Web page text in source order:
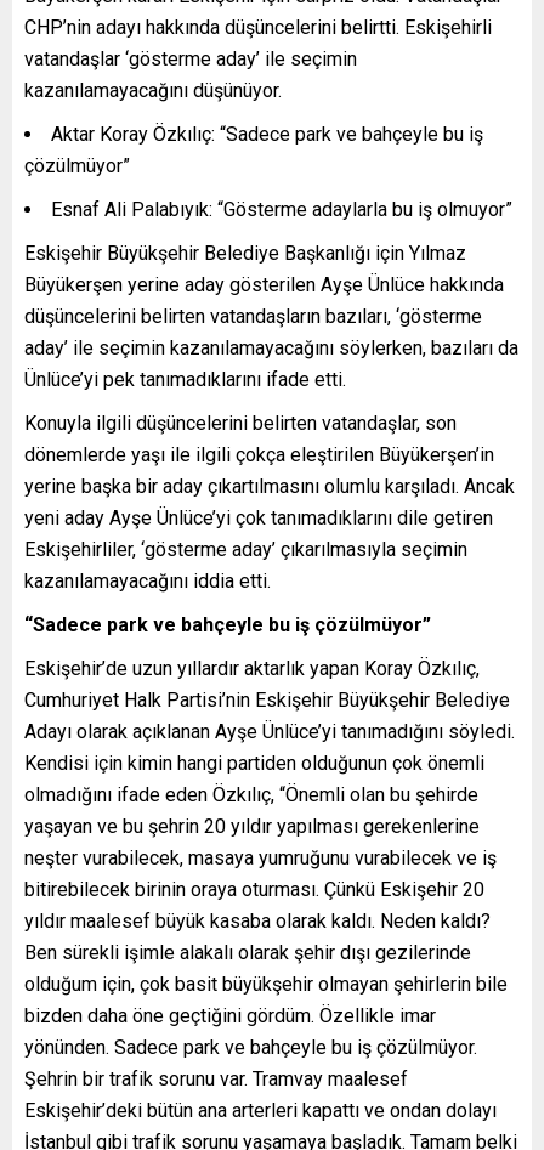
CHP’nin adayı hakkında düşüncelerini belirtti. Eskişehirli
vatandaşlar ‘gösterme aday’ ile seçimin
kazanılamayacağını düşünüyor.
Aktar Koray Özkılıç: “Sadece park ve bahçeyle bu iş
çözülmüyor”
Esnaf Ali Palabıyık: “Gösterme adaylarla bu iş olmuyor”
Eskişehir Büyükşehir Belediye Başkanlığı için Yılmaz
Büyükerşen yerine aday gösterilen Ayşe Ünlüce hakkında
düşüncelerini belirten vatandaşların bazıları, ‘gösterme
aday’ ile seçimin kazanılamayacağını söylerken, bazıları da
Ünlüce’yi pek tanımadıklarını ifade etti.
Konuyla ilgili düşüncelerini belirten vatandaşlar, son
dönemlerde yaşı ile ilgili çokça eleştirilen Büyükerşen’in
yerine başka bir aday çıkartılmasını olumlu karşıladı. Ancak
yeni aday Ayşe Ünlüce’yi çok tanımadıklarını dile getiren
Eskişehirliler, ‘gösterme aday’ çıkarılmasıyla seçimin
kazanılamayacağını iddia etti.
“Sadece park ve bahçeyle bu iş çözülmüyor”
Eskişehir’de uzun yıllardır aktarlık yapan Koray Özkılıç,
Cumhuriyet Halk Partisi’nin Eskişehir Büyükşehir Belediye
Adayı olarak açıklanan Ayşe Ünlüce’yi tanımadığını söyledi.
Kendisi için kimin hangi partiden olduğunun çok önemli
olmadığını ifade eden Özkılıç, “Önemli olan bu şehirde
yaşayan ve bu şehrin 20 yıldır yapılması gerekenlerine
neşter vurabilecek, masaya yumruğunu vurabilecek ve iş
bitirebilecek birinin oraya oturması. Çünkü Eskişehir 20
yıldır maalesef büyük kasaba olarak kaldı. Neden kaldı?
Ben sürekli işimle alakalı olarak şehir dışı gezilerinde
olduğum için, çok basit büyükşehir olmayan şehirlerin bile
bizden daha öne geçtiğini gördüm. Özellikle imar
yönünden. Sadece park ve bahçeyle bu iş çözülmüyor.
Şehrin bir trafik sorunu var. Tramvay maalesef
Eskişehir’deki bütün ana arterleri kapattı ve ondan dolayı
İstanbul gibi trafik sorunu yaşamaya başladık. Tamam belki